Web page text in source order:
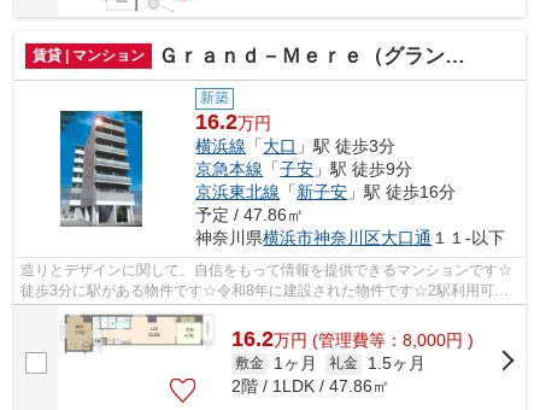
賃貸 | マンション Ｇｒａｎｄ－Ｍｅｒｅ（グランメール）横浜大口
新築
16.2万円
横浜線 「大口 」駅 徒歩3分
京急本線 「子安 」駅 徒歩9分
京浜東北線 「新子安 」駅 徒歩16分
予定 / 47.86㎡
神奈川県横浜市神奈川区大口通 １１-以下
造りとデザインに関して、自信をもって情報を提供できるマンションです☆
徒歩3分に駅がある物件です☆令和8年に建設された物件です☆2駅利用可能
でとても利便性の高い物件です☆当社スタッ...
16.2万円 (管理費等：8,000円 )
敷金 1ヶ月 礼金
1.5ヶ月
2階 / 1LDK / 47.86㎡